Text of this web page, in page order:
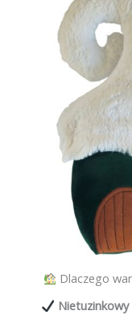
Dlaczego